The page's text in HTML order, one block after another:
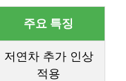
주요 특징
저연차 추가 인상
적용